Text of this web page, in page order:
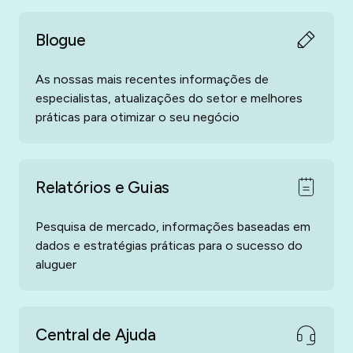
Blogue
As nossas mais recentes informações de
especialistas, atualizações do setor e melhores
práticas para otimizar o seu negócio
Relatórios e Guias
Pesquisa de mercado, informações baseadas em
dados e estratégias práticas para o sucesso do
aluguer
Central de Ajuda